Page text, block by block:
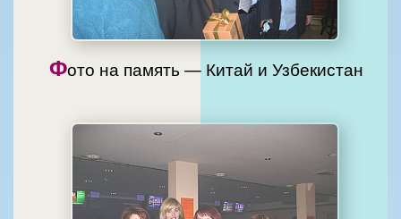
Фото на память — Китай и Узбекистан